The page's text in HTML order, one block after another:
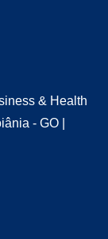
& Health
- GO |